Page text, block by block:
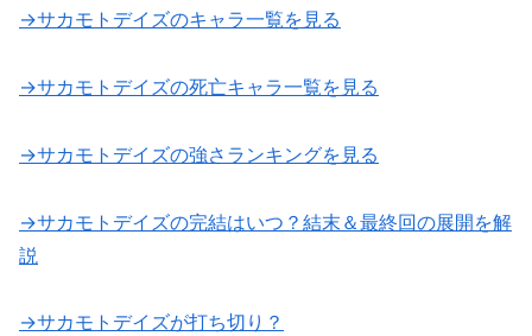
→サカモトデイズのキャラ一覧を見る
→サカモトデイズの死亡キャラ一覧を見る
→サカモトデイズの強さランキングを見る
→サカモトデイズの完結はいつ？結末＆最終回の展開を解
説
→サカモトデイズが打ち切り？